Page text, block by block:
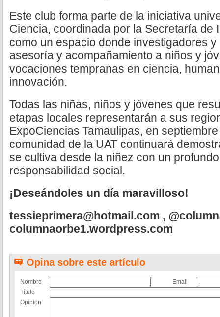
Este club forma parte de la iniciativa
Ciencia, coordinada por la Secretaría de
como un espacio donde investigadores
asesoría y acompañamiento a niños y
vocaciones tempranas en ciencia,
innovación.
Todas las niñas, niños y jóvenes que
etapas locales representarán a sus
ExpoCiencias Tamaulipas, en
comunidad de la UAT continuará
se cultiva desde la niñez con un
responsabilidad social.
¡Deseándoles un día maravilloso!
tessieprimera@hotmail.com ,
columnaorbe1.wordpress.com
Opina sobre este artículo
Nombre
Email
Título
Opinion